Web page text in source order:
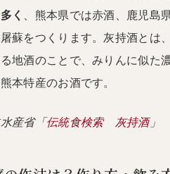
く 、熊本県では赤酒、鹿児島
蘇をつくります。灰持酒とは
地酒のことで、みりんに似た
本特産のお酒です。
産省「伝統食検索 灰持酒」